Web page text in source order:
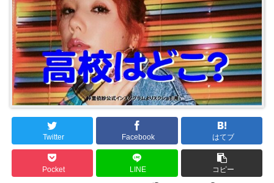
Twitter Facebook はてブ
Pocket LINE コピー